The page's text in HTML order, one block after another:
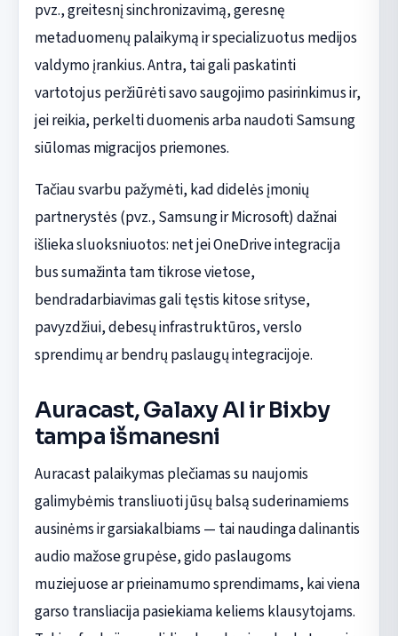
pvz., greitesnį sinchronizavimą, geresnę
metaduomenų palaikymą ir specializuotus medijos
valdymo įrankius. Antra, tai gali paskatinti
vartotojus peržiūrėti savo saugojimo pasirinkimus ir,
jei reikia, perkelti duomenis arba naudoti Samsung
siūlomas migracijos priemones.
Tačiau svarbu pažymėti, kad didelės įmonių
partnerystės (pvz., Samsung ir Microsoft) dažnai
išlieka sluoksniuotos: net jei OneDrive integracija
bus sumažinta tam tikrose vietose,
bendradarbiavimas gali tęstis kitose srityse,
pavyzdžiui, debesų infrastruktūros, verslo
sprendimų ar bendrų paslaugų integracijoje.
Auracast, Galaxy AI ir Bixby
tampa išmanesni
Auracast palaikymas plečiamas su naujomis
galimybėmis transliuoti jūsų balsą suderinamiems
ausinėms ir garsiakalbiams — tai naudinga dalinantis
audio mažose grupėse, gido paslaugoms
muziejuose ar prieinamumo sprendimams, kai viena
garso transliacija pasiekiama keliems klausytojams.